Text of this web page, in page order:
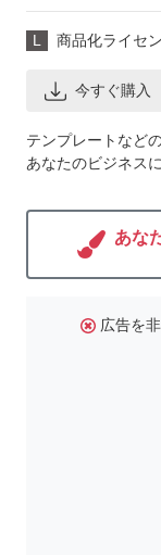
L 商品化ライセ
今すぐ購入
テンプレートなど
あなたのビジネス
あな
広告を